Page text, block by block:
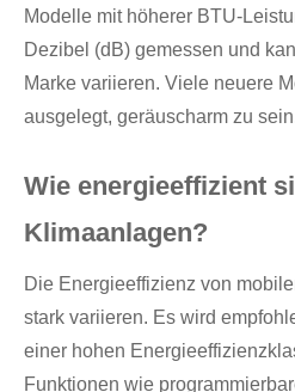
Modelle mit höherer BTU-
Dezibel (dB) gemessen und
Marke variieren. Viele neuere
ausgelegt, geräuscharm zu
Wie energieeffizient
Klimaanlagen?
Die Energieeffizienz von
stark variieren. Es wird
einer hohen
Funktionen wie